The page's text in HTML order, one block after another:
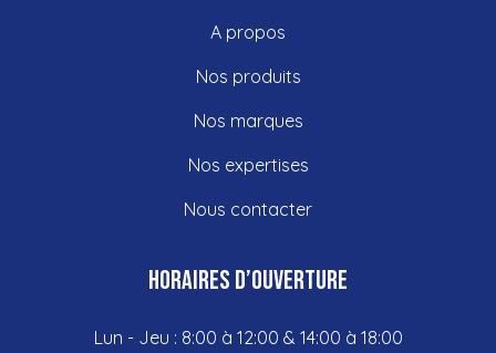
A propos
Nos produits
Nos marques
Nos expertises
Nous contacter
Horaires d’ouverture
Lun - Jeu : 8:00 à 12:00 & 14:00 à 18:00